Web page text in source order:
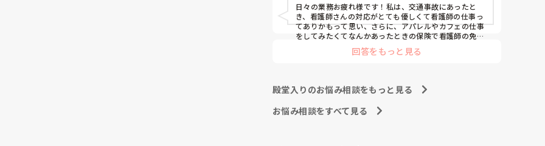
日々の業務お疲れ様です！私は、交通事故にあったと
き、看護師さんの対応がとても優しくて看護師の仕事っ
てありかもって思い、さらに、アパレルやカフェの仕事
をしてみたくてなんかあったときの保険で看護師の免許
をとり、さらに保険で養護教諭と保健師もとりました笑
結局看護師しかしてません。スタバで働きたいです！笑
回答をもっと見る
殿堂入りのお悩み相談をもっと見る
お悩み相談をすべて見る